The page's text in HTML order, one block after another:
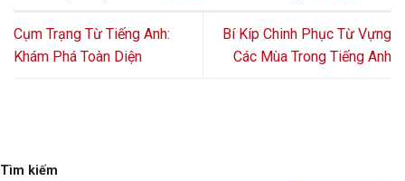
Cụm Trạng Từ Tiếng Anh:
Khám Phá Toàn Diện
Bí Kíp Chinh Phục Từ Vựng
Các Mùa Trong Tiếng Anh
Tìm kiếm